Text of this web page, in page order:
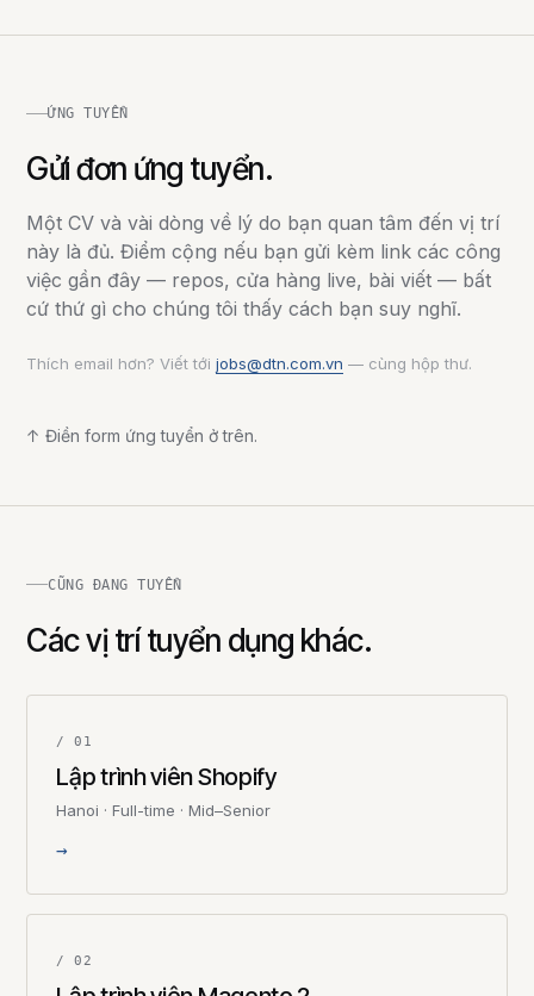
ỨNG TUYỂN
Gửi đơn ứng tuyển.
Một CV và vài dòng về lý do bạn quan tâm đến vị trí
này là đủ. Điểm cộng nếu bạn gửi kèm link các công
việc gần đây — repos, cửa hàng live, bài viết — bất
cứ thứ gì cho chúng tôi thấy cách bạn suy nghĩ.
Thích email hơn? Viết tớijobs@dtn.com.vn — cùng hộp thư.
↑ Điền form ứng tuyển ở trên.
CŨNG ĐANG TUYỂN
Các vị trí tuyển dụng khác.
/ 01
Lập trình viên Shopify
Hanoi · Full-time · Mid–Senior
→
/ 02